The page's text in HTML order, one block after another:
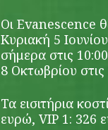
Οι Evanescence
Κυριακή 5
σήμερα στις
8 Οκτωβρίου στις
Τα εισιτήρια
ευρώ, VIP 1: 326